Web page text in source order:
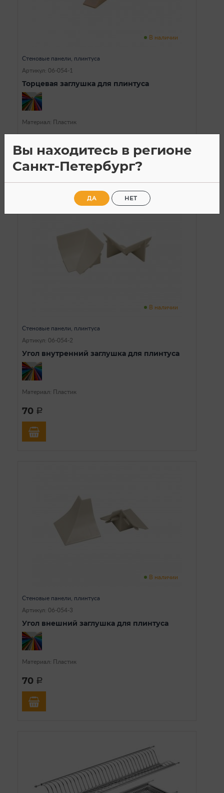
В наличии
Стеновые панели, плинтуса
Артикул: 06-054-1
Торцевая заглушка для плинтуса
Материал: Пластик
В наличии
Стеновые панели, плинтуса
Артикул: 06-054-2
Угол внутренний заглушка для плинтуса
Материал: Пластик
70 a
В наличии
Стеновые панели, плинтуса
Артикул: 06-054-3
Угол внешний заглушка для плинтуса
Материал: Пластик
70 a
Вы находитесь в регионе
Санкт-Петербург?
ДА НЕТ